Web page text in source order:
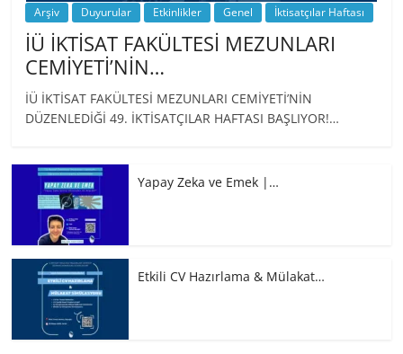
Arşiv Duyurular Etkinlikler Genel İktisatçılar Haftası
İÜ İKTİSAT FAKÜLTESİ MEZUNLARI
CEMİYETİ’NİN…
İÜ İKTİSAT FAKÜLTESİ MEZUNLARI CEMİYETİ’NİN
DÜZENLEDİĞİ 49. İKTİSATÇILAR HAFTASI BAŞLIYOR!…
Yapay Zeka ve Emek |…
Etkili CV Hazırlama & Mülakat…